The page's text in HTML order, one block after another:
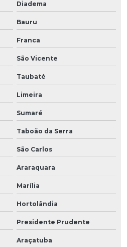
Diadema
Bauru
Franca
São Vicente
Taubaté
Limeira
Sumaré
Taboão da Serra
São Carlos
Araraquara
Marília
Hortolândia
Presidente Prudente
Araçatuba